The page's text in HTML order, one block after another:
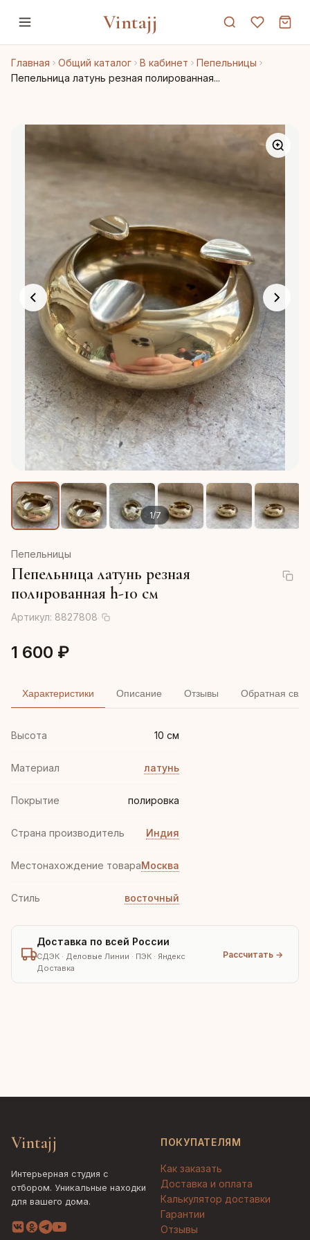
Vintajj
Главная Общий каталог В кабинет
Пепельницы
Пепельница латунь резная полированная...
1/7
Пепельницы
Пепельница латунь резная
полированная h-10 см
Артикул: 8827808
1 600 ₽
Характеристики Описание Отзывы Обратная
Высота 10 см
Материал латунь
Покрытие полировка
Страна производитель Индия
Местонахождение товараМосква
Стиль восточный
Доставка по всей России
СДЭК · Деловые Линии · ПЭК · Яндекс
Доставка
Рассчитать →
Vintajj
Интерьерная студия с
отбором. Уникальные находки
для вашего дома.
ПОКУПАТЕЛЯМ
Как заказать
Доставка и оплата
Калькулятор доставки
Гарантии
Отзывы